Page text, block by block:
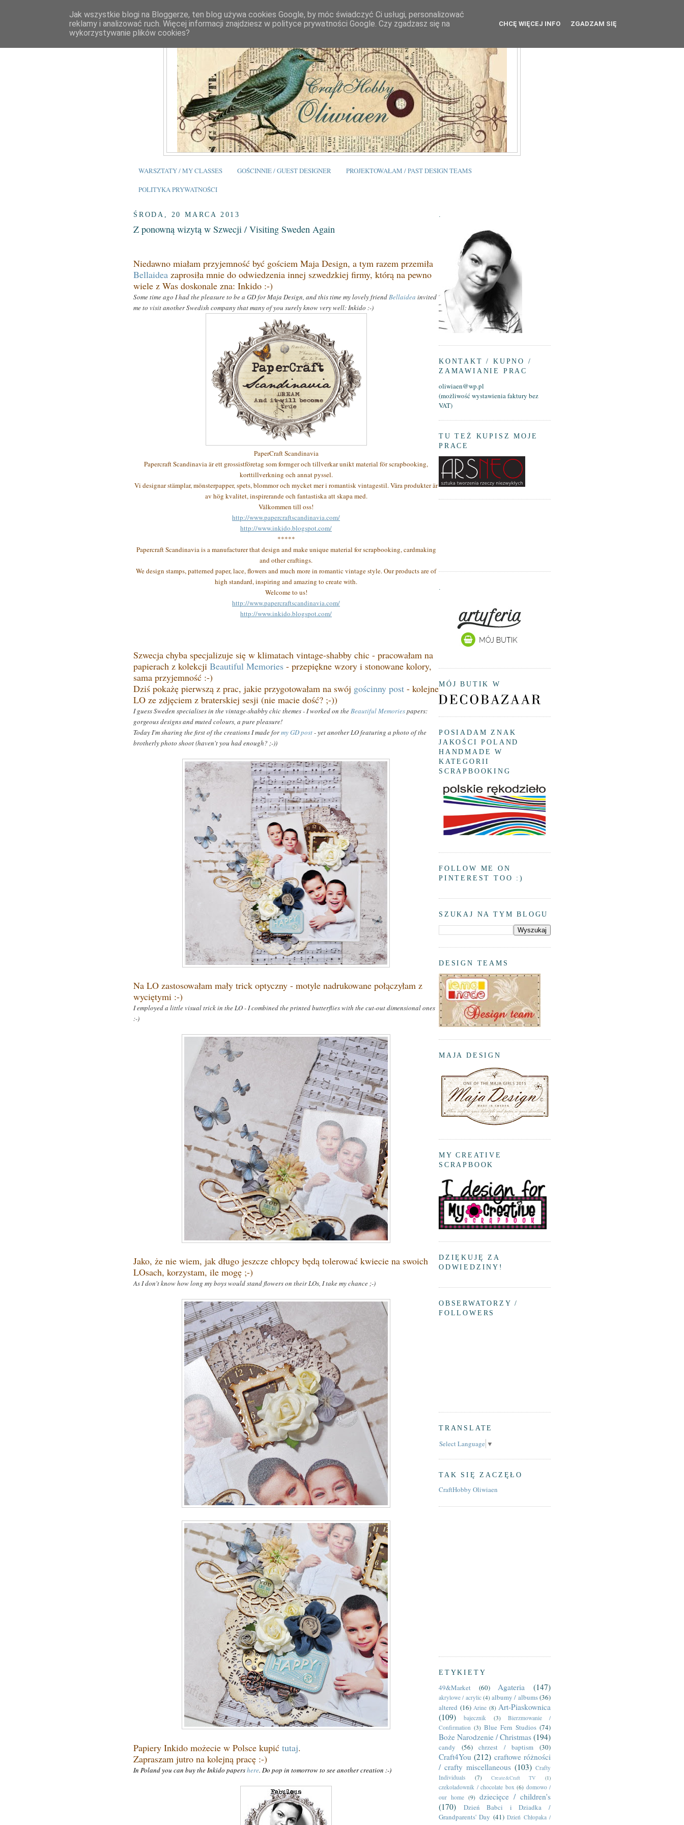
WARSZTATY / MY CLASSES GOŚCINNIE / GUEST DESIGNER PROJEKTOWAŁAM / PAST DESIGN TEAMS
POLITYKA PRYWATNOŚCI
ŚRODA, 20 MARCA 2013
Z ponowną wizytą w Szwecji / Visiting Sweden Again
Niedawno miałam przyjemność być gościem Maja Design, a tym razem przemiła
Bellaidea zaprosiła mnie do odwiedzenia innej szwedzkiej firmy, którą na pewno
wiele z Was doskonale zna: Inkido :-)
Some time ago I had the pleasure to be a GD for Maja Design, and this time my lovely friendBellaidea invited
me to visit another Swedish company that many of you surelyknow very well: Inkido :-)
PaperCraft Scandinavia
Papercraft Scandinavia är ett grossistföretag som formger och tillverkar unikt material för scrapbooking,
korttillverkning och annat pyssel.
Vi designar stämplar, mönsterpapper, spets, blommor och mycket mer i romantisk vintagestil. Våra produkter är
av hög kvalitet, inspirerande och fantastiska att skapa med.
Välkommen till oss!
http://www.papercraftscandinavia.com/
http://www.inkido.blogspot.com/
*****
Papercraft Scandinavia is a manufacturer that design and make unique material for scrapbooking, cardmaking
and other craftings.
We design stamps, patterned paper, lace, flowers and much more in romantic vintage style. Our products are of
high standard, inspiring and amazing to create with.
Welcome to us!
http://www.papercraftscandinavia.com/
http://www.inkido.blogspot.com/
Szwecja chyba specjalizuje się w klimatach vintage-shabby chic - pracowałam na
papierach z kolekcji Beautiful Memories - przepiękne wzory i stonowane kolory,
sama przyjemność :-)
Dziś pokażę pierwszą z prac, jakie przygotowałam na swój gościnny post - kolejne
LO ze zdjęciem z braterskiej sesji (nie macie dość? ;-))
I guess Sweden specialisesin the vintage-shabby chic themes - I worked on theBeautiful Memoriespapers:
gorgeous designs and muted colours, a pure pleasure!
Today I'm sharing the first of the creations I made formy GD post-yet another LO featuring a photo of the
brotherly photo shoot (haven't you had enough? ;-))
Na LO zastosowałam mały trick optyczny - motyle nadrukowane połączyłam z
wyciętymi :-)
Iemployed a little visual trick in the LO - I combined the printed butterflies with the cut-out dimensional ones
:-)
Jako, że nie wiem, jak długo jeszcze chłopcy będą tolerować kwiecie na swoich
LOsach, korzystam, ile mogę ;-)
As I don't knowhow long my boys would stand flowerson their LOs, I take my chance ;-)
Papiery Inkido możecie w Polsce kupić tutaj.
Zapraszam jutro na kolejną pracę :-)
In Poland you can buy the Inkido papershere. Do pop in tomorrow to see another creation :-)
.
KONTAKT / KUPNO /
ZAMAWIANIE PRAC
oliwiaen@wp.pl
(możliwość wystawienia faktury bez
VAT)
TU TEŻ KUPISZ MOJE
PRACE
.
MÓJ BUTIK W
POSIADAM ZNAK
JAKOŚCI POLAND
HANDMADE W
KATEGORII
SCRAPBOOKING
FOLLOW ME ON
PINTEREST TOO :)
SZUKAJ NA TYM BLOGU
DESIGN TEAMS
MAJA DESIGN
MY CREATIVE
SCRAPBOOK
DZIĘKUJĘ ZA
ODWIEDZINY!
OBSERWATORZY /
FOLLOWERS
TRANSLATE
Select Language ▼
TAK SIĘ ZACZĘŁO
CraftHobby Oliwiaen
ETYKIETY
49&Market (60) Agateria (147)
akrylowe / acrylic (4) albumy / albums(36)
altered (16) Arine (8) Art-Piaskownica
(109)
bajecznik (3)
Bierzmowanie /
Confirmation (3) Blue Fern Studios (74)
Boże Narodzenie / Christmas (194)
candy (56) chrzest / baptism (30)
Craft4You (212) craftowe różności
/ crafty miscellaneous (103) Crafty
Individuals
(7) Create&Craft TV (1)
czekoladownik / chocolate box (6) domowo /
our home (9) dziecięce / children's
(170)
Dzień Babci i Dziadka /
Grandparents' Day (41) Dzień Chłopaka /
Jak wszystkie blogi na Bloggerze, ten blog używa cookies Google, by móc świadczyć Ci usługi, personalizować
reklamy i analizować ruch. Więcej informacji znajdziesz w polityce prywatności Google. Czy zgadzasz się na
wykorzystywanie plików cookies?
CHCĘ WIĘCEJ INFO ZGADZAM SIĘ